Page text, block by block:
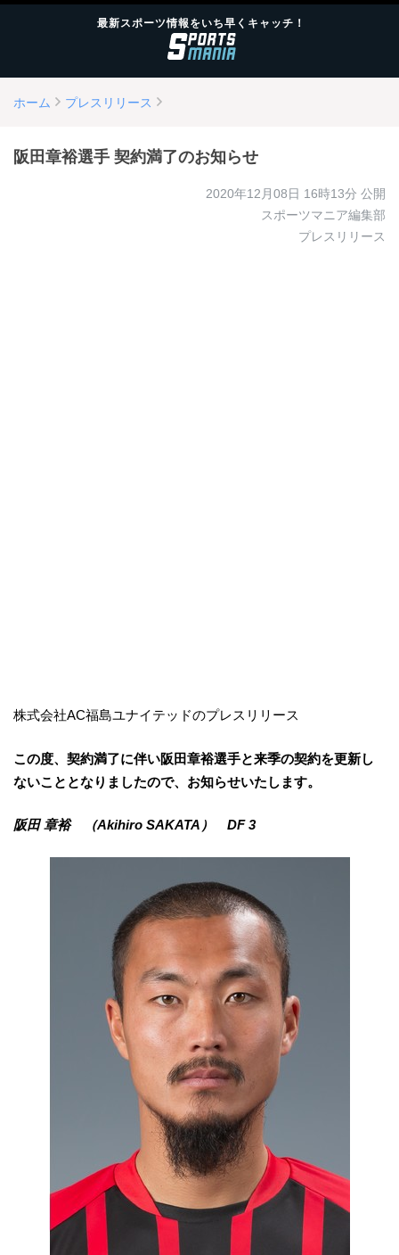
最新スポーツ情報をいち早くキャッチ！
ホーム プレスリリース
阪田章裕選手 契約満了のお知らせ
2020年12月08日 16時13分 公開
スポーツマニア編集部
プレスリリース
株式会社AC福島ユナイテッドのプレスリリース
この度、契約満了に伴い阪田章裕選手と来季の契約を更新し
ないこととなりましたので、お知らせいたします。
阪田 章裕 （Akihiro SAKATA） DF 3